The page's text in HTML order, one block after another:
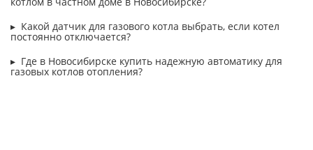
Какой датчик для газового котла выбрать, если котел
постоянно отключается?
Где в Новосибирске купить надежную автоматику для
газовых котлов отопления?